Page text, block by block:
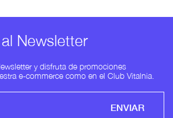
al Newsletter
y disfruta de promociones
e-commerce como en el Club Vitalnia.
ENVIAR